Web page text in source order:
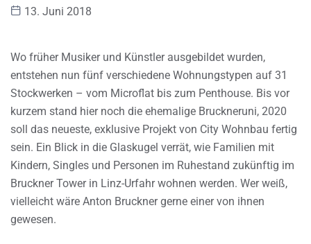
13. Juni 2018
Wo früher Musiker und Künstler ausgebildet wurden,
entstehen nun fünf verschiedene Wohnungstypen auf 31
Stockwerken – vom Microflat bis zum Penthouse. Bis vor
kurzem stand hier noch die ehemalige Bruckneruni, 2020
soll das neueste, exklusive Projekt von City Wohnbau fertig
sein. Ein Blick in die Glaskugel verrät, wie Familien mit
Kindern, Singles und Personen im Ruhestand zukünftig im
Bruckner Tower in Linz-Urfahr wohnen werden. Wer weiß,
vielleicht wäre Anton Bruckner gerne einer von ihnen
gewesen.